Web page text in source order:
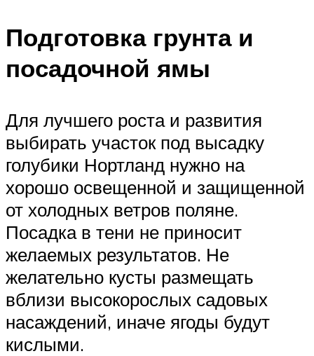
Подготовка грунта и
посадочной ямы
Для лучшего роста и развития
выбирать участок под высадку
голубики Нортланд нужно на
хорошо освещенной и защищенной
от холодных ветров поляне.
Посадка в тени не приносит
желаемых результатов. Не
желательно кусты размещать
вблизи высокорослых садовых
насаждений, иначе ягоды будут
кислыми.